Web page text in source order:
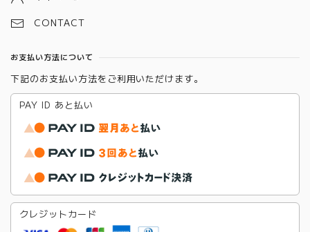
CONTACT
お支払い方法について
下記のお支払い方法をご利用いただけます。
PAY ID あと払い
クレジットカード